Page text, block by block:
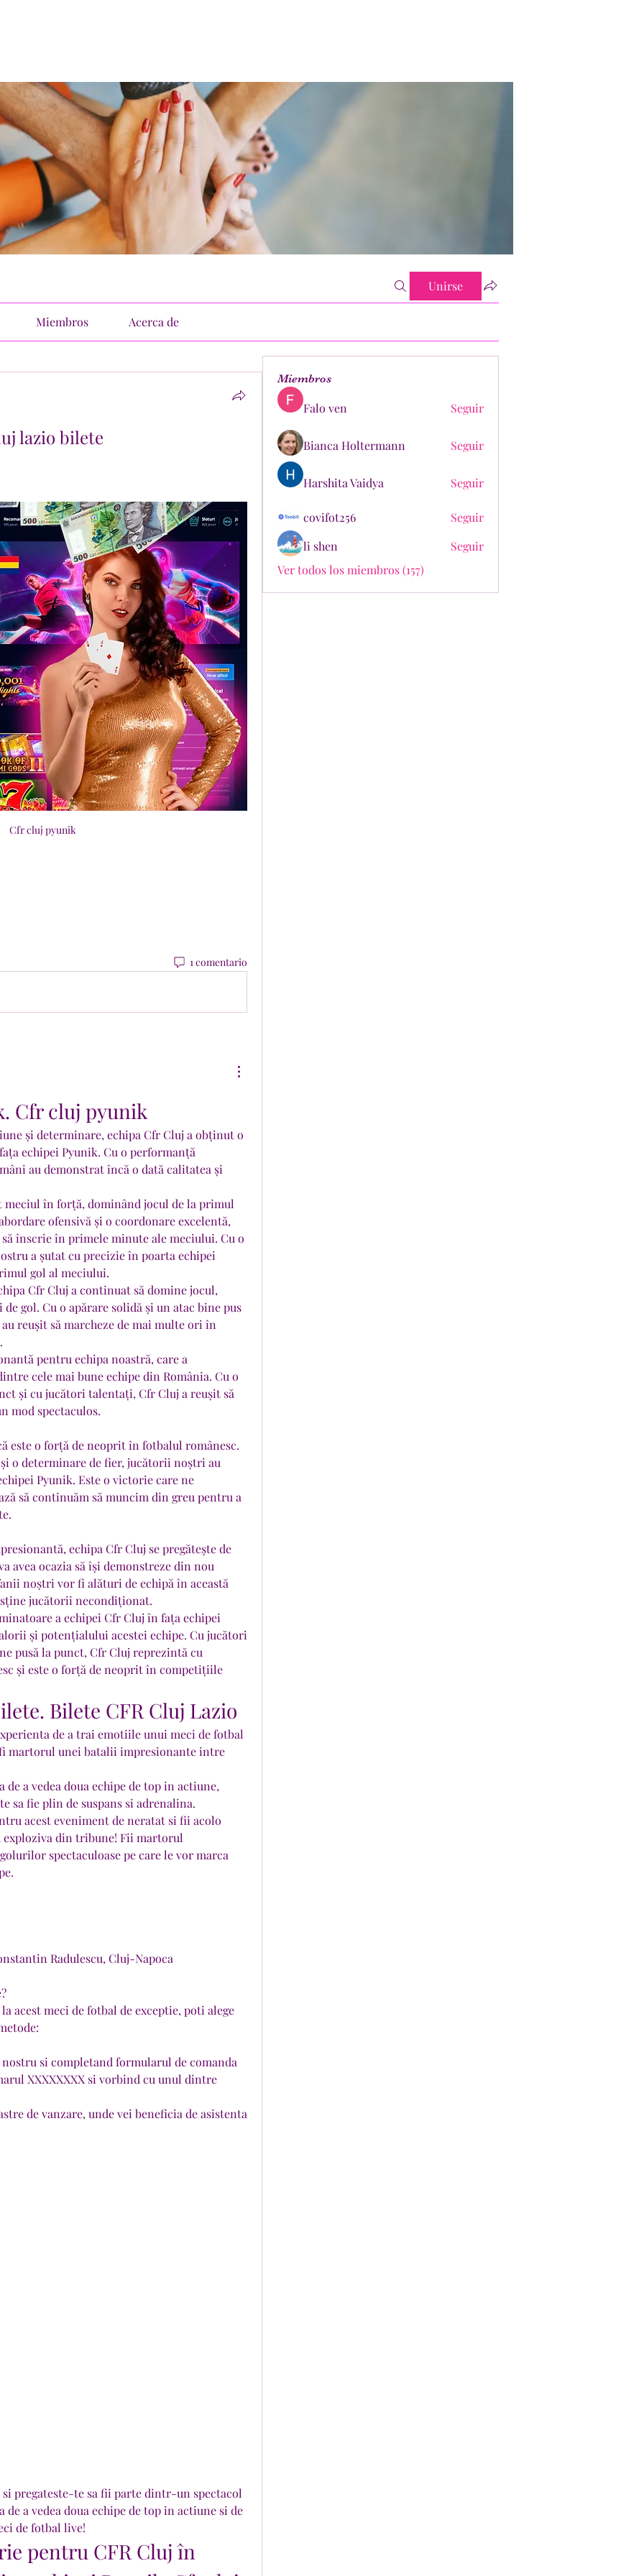
Unirse
Miembros Acerca de
lazio bilete
Cfr cluj pyunik
1 comentario
Cfr cluj pyunik
și determinare, echipa Cfr Cluj a obținut o
echipei Pyunik. Cu o performanță
au demonstrat încă o dată calitatea și
meciul în forță, dominând jocul de la primul
ofensivă și o coordonare excelentă,
înscrie în primele minute ale meciului. Cu o
a șutat cu precizie în poarta echipei
gol al meciului.
Cfr Cluj a continuat să domine jocul,
gol. Cu o apărare solidă și un atac bine pus
reușit să marcheze de mai multe ori în
pentru echipa noastră, care a
cele mai bune echipe din România. Cu o
și cu jucători talentați, Cfr Cluj a reușit să
mod spectaculos.
este o forță de neoprit în fotbalul românesc.
o determinare de fier, jucătorii noștri au
Pyunik. Este o victorie care ne
să continuăm să muncim din greu pentru a
echipa Cfr Cluj se pregătește de
avea ocazia să își demonstreze din nou
noștri vor fi alături de echipă în această
jucătorii necondiționat.
a echipei Cfr Cluj în fața echipei
și potențialului acestei echipe. Cu jucători
pusă la punct, Cfr Cluj reprezintă cu
și este o forță de neoprit în competițiile
Bilete CFR Cluj Lazio
de a trai emotiile unui meci de fotbal
fi martorul unei batalii impresionante intre
a vedea doua echipe de top in actiune,
sa fie plin de suspans si adrenalina.
acest eveniment de neratat si fii acolo
din tribune! Fii martorul
spectaculoase pe care le vor marca
Radulescu, Cluj-Napoca
acest meci de fotbal de exceptie, poti alege
si completand formularul de comanda
XXXXXXXX si vorbind cu unul dintre
de vanzare, unde vei beneficia de asistenta
pregateste-te sa fii parte dintr-un spectacol
de a vedea doua echipe de top in actiune si de
de fotbal live!
pentru CFR Cluj în
Miembros
Falo ven Seguir
Bianca Holtermann Seguir
Harshita Vaidya Seguir
covifot256
Seguir
li shen
Seguir
Ver todos los miembros (157)